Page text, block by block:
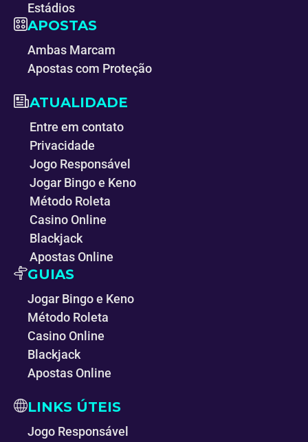
Estádios
APOSTAS
Ambas Marcam
Apostas com Proteção
ATUALIDADE
Entre em contato
Privacidade
Jogo Responsável
Jogar Bingo e Keno
Método Roleta
Casino Online
Blackjack
Apostas Online
GUIAS
Jogar Bingo e Keno
Método Roleta
Casino Online
Blackjack
Apostas Online
LINKS ÚTEIS
Jogo Responsável